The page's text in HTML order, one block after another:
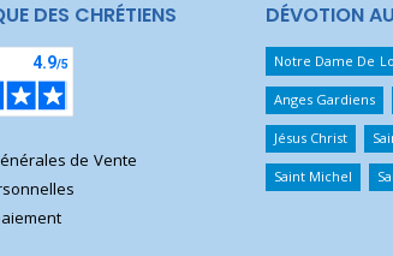
DES CHRÉTIENS
de Vente
DÉVOTION
Notre Dame De
Anges Gardiens
Jésus Christ
Saint Michel